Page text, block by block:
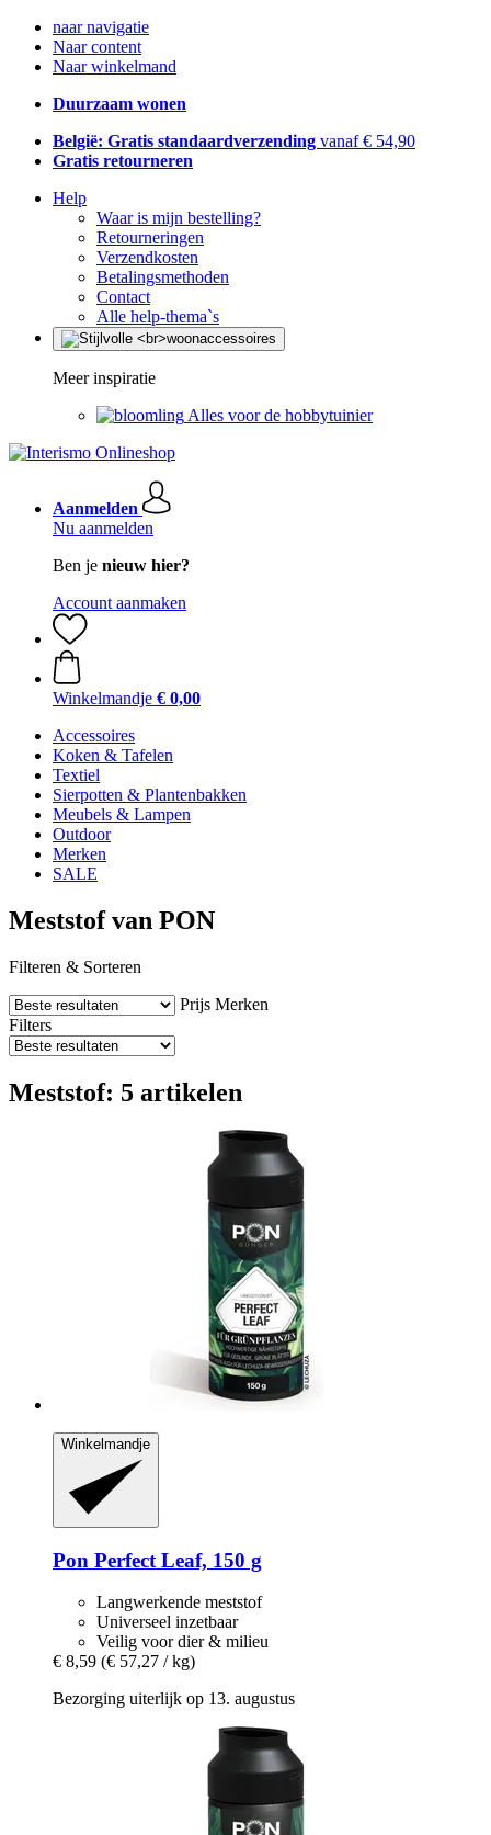
naar navigatie
Naar content
Naar winkelmand
Duurzaam wonen
België: Gratis standaardverzending vanaf € 54,90
Gratis retourneren
Help
Waar is mijn bestelling?
Retourneringen
Verzendkosten
Betalingsmethoden
Contact
Alle help-thema`s
Meer inspiratie
Alles voor de hobbytuinier
Aanmelden
Nu aanmelden
Ben je nieuw hier?
Account aanmaken
Winkelmandje € 0,00
Accessoires
Koken & Tafelen
Textiel
Sierpotten & Plantenbakken
Meubels & Lampen
Outdoor
Merken
SALE
Meststof van PON
Filteren & Sorteren
Prijs Merken
Filters
Meststof: 5 artikelen
Winkelmandje
Pon Perfect Leaf, 150 g
Langwerkende meststof
Universeel inzetbaar
Veilig voor dier & milieu
€ 8,59 (€ 57,27 / kg)
Bezorging uiterlijk op 13. augustus